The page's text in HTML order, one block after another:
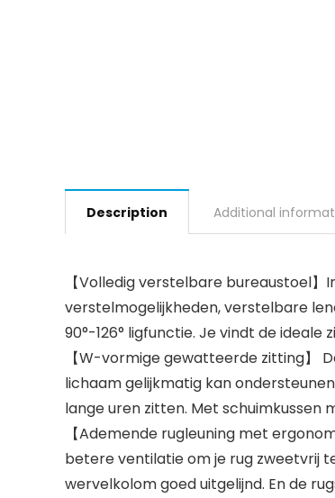
Description Additional
【Volledig verstelbare bureaustoel
verstelmogelijkheden, verstelbare
90°-126° ligfunctie. Je vindt de
【W-vormige gewatteerde zitting】
lichaam gelijkmatig kan
lange uren zitten. Met
【Ademende rugleuning met
betere ventilatie om je rug zweetvrij
wervelkolom goed uitgelijnd. En de